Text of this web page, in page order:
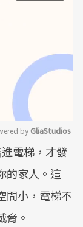
Mute
by GliaStudios
電梯，才發
的家人。這
間小，電梯不
脅。